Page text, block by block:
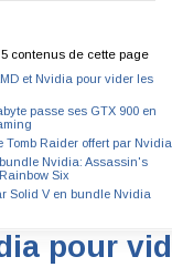
contenus de cette page
et Nvidia pour vider les
passe ses GTX 900 en
Tomb Raider offert par Nvidia
Nvidia: Assassin's
Six
Solid V en bundle Nvidia
pour